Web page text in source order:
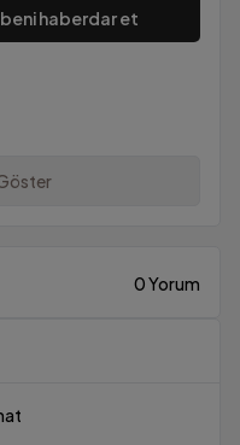
haberdar et
0 Yorum